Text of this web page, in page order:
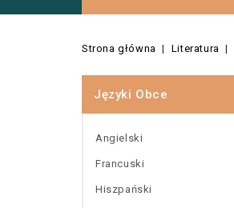
Strona główna Literatura
Języki Obce
Angielski
Francuski
Hiszpański